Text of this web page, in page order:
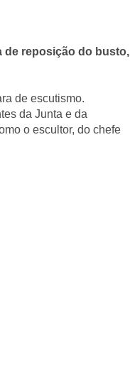
de reposição do busto,
de escutismo.
da Junta e da
o escultor, do chefe